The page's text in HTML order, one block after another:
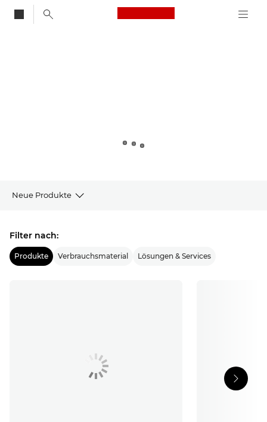
Canon Logo, back
Neue Produkte
Neues von Canon
Filter nach:
Produkte Verbrauchsmaterial Lösungen & Services